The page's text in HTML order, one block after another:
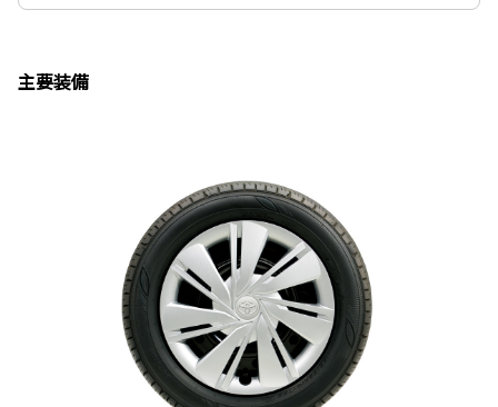
主要装備